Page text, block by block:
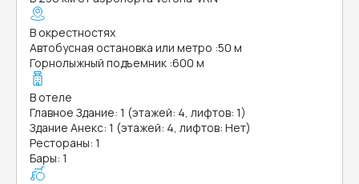
В окрестностях
Автобусная остановка или метро :50 м
Горнолыжный подъемник :600 м
В отеле
Главное Здание: 1 (этажей: 4, лифтов: 1)
Здание Анекс: 1 (этажей: 4, лифтов: Нет)
Рестораны: 1
Бары: 1